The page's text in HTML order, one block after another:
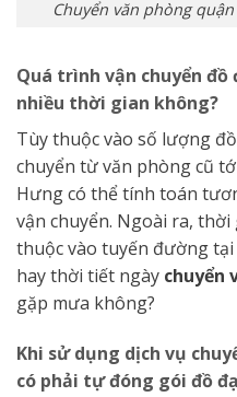
Chuyển văn phòng
Quá trình vận chuyển đồ
nhiều thời gian không?
Tùy thuộc vào số lượng
chuyển từ văn phòng cũ
Hưng có thể tính toán
vận chuyển. Ngoài ra,
thuộc vào tuyến đường
hay thời tiết ngày chuyển
gặp mưa không?
Khi sử dụng dịch vụ
có phải tự đóng gói đồ